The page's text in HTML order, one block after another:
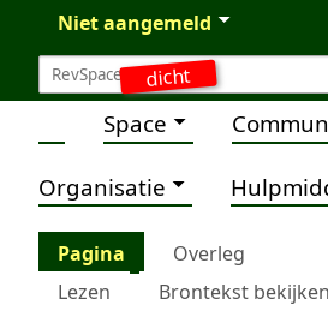
dicht
Niet aangemeld
Space
Organisatie
Pagina Overleg
Lezen
Brontekst bekijken